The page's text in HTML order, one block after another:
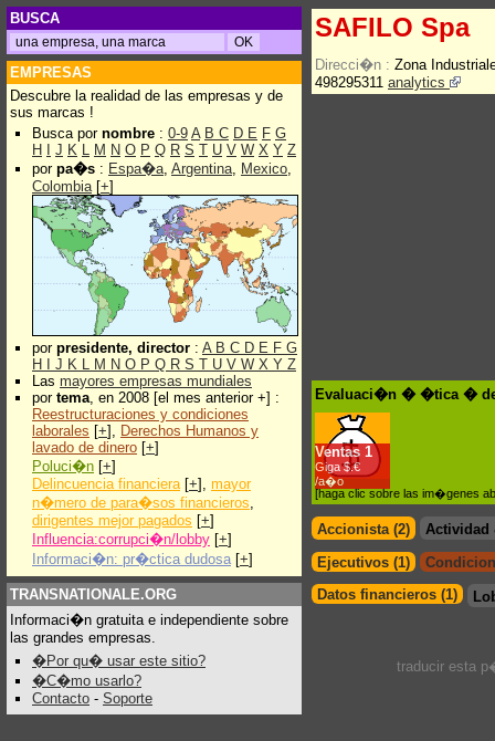
BUSCA
EMPRESAS
Descubre la realidad de las empresas y de
sus marcas !
Busca por nombre : 0-9 A B C D E F G
H
J K L M N O P Q R S T U V W X Y Z
por pa�s : Espa�a, Argentina, Mexico,
Colombia[+]
por presidente, director : A B C D E F G
H
J K L M N O P Q R S T U V W X Y Z
Las mayores empresas mundiales
por tema, en 2008 [el mes anterior +] :
Reestructuraciones y condiciones
laborales [+], Derechos Humanos y
lavado de dinero [+]
Poluci�n [+]
Delincuencia financiera[+], mayor
n�mero de para�sos financieros,
dirigentes mejor pagados [+]
Influencia:corrupci�n/lobby [+]
Informaci�n: pr�ctica dudosa [+]
TRANSNATIONALE.ORG
Informaci�n gratuita e independiente sobre
las grandes empresas.
�Por qu� usar este sitio?
�C�mo usarlo?
Contacto - Soporte
SAFILO Spa
Direcci�n : Zona
498295311 analytics
Evaluaci�n � �tica �
Ventas 1
Giga $.€
/a�o
[haga clic sobre las im�genes
Accionista (2)
Actividad
Ejecutivos (1)
Datos financieros (1)
traducir esta